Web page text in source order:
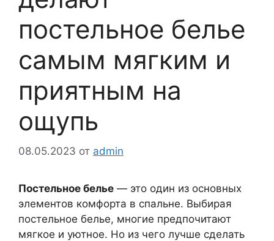
постельное белье
самым мягким и
приятным на
ощупь
08.05.2023 от admin
Постельное белье — это один из основных
элементов комфорта в спальне. Выбирая
постельное белье, многие предпочитают
мягкое и уютное. Но из чего лучше сделать